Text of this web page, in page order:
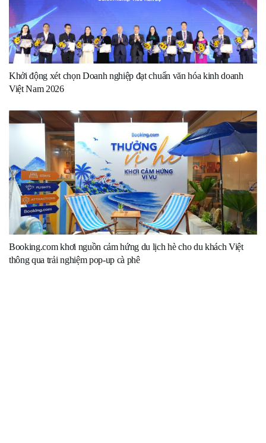
Khởi động xét chọn Doanh nghiệp đạt chuẩn văn hóa kinh doanh
Việt Nam 2026
Booking.com khơi nguồn cảm hứng du lịch hè cho du khách Việt
thông qua trải nghiệm pop-up cà phê